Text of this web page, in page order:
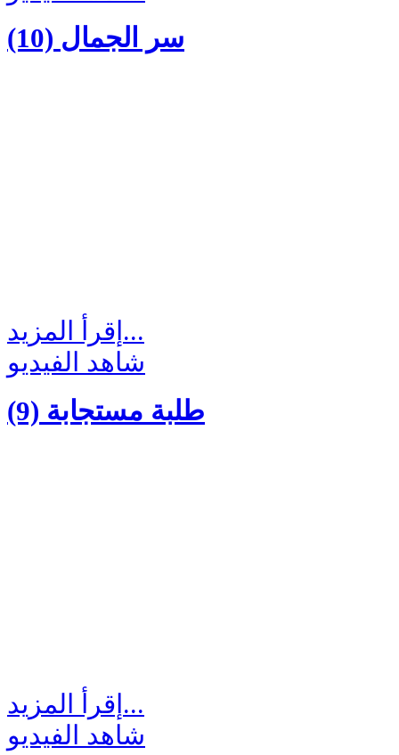
(10) سر الجمال
إقرأ المزيد...
شاهد الفيديو
(9) طلبة مستجابة
إقرأ المزيد...
شاهد الفيديو